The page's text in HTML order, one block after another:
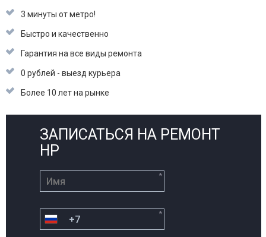
3 минуты от метро!
Быстро и качественно
Гарантия на все виды ремонта
0 рублей - выезд курьера
Более 10 лет на рынке
ЗАПИСАТЬСЯ НА РЕМОНТ
HP
*
*